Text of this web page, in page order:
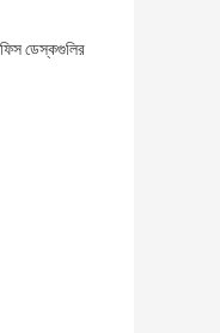
ডেস্কগুলির